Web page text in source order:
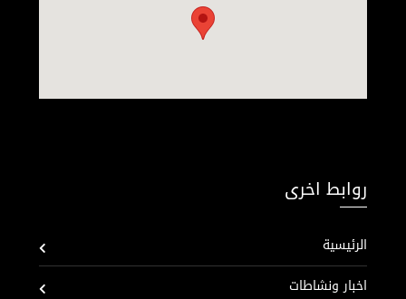
روابط اخرى
الرئيسية
اخبار ونشاطات